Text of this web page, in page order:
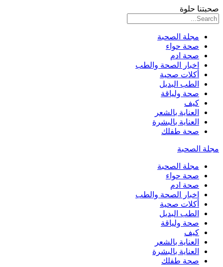
صحبتنا حلوة
مجلة الصحبة
صحة حواء
صحة ادم
اخبار الصحة والطب
أكلات صحية
الطب البديل
صحة ولياقة
كيف
العناية بالشعر
العناية بالبشرة
صحة طفلك
مجلة الصحبة
مجلة الصحبة
صحة حواء
صحة ادم
اخبار الصحة والطب
أكلات صحية
الطب البديل
صحة ولياقة
كيف
العناية بالشعر
العناية بالبشرة
صحة طفلك